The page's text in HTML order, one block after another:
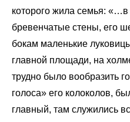
которого жила семья: «…в
бревенчатые стены, его
бокам маленькие
главной площади, на
трудно было вообразить
голоса» его колоколов,
главный, там служились